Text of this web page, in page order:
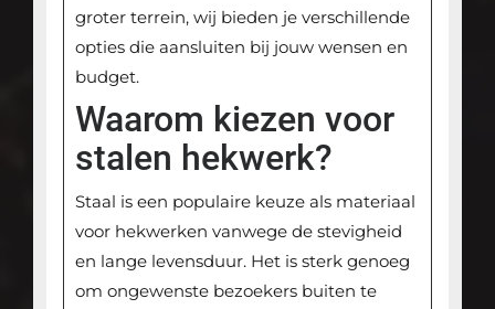
groter terrein, wij bieden je verschillende
opties die aansluiten bij jouw wensen en
budget.
Waarom kiezen voor
stalen hekwerk?
Staal is een populaire keuze als materiaal
voor hekwerken vanwege de stevigheid
en lange levensduur. Het is sterk genoeg
om ongewenste bezoekers buiten te